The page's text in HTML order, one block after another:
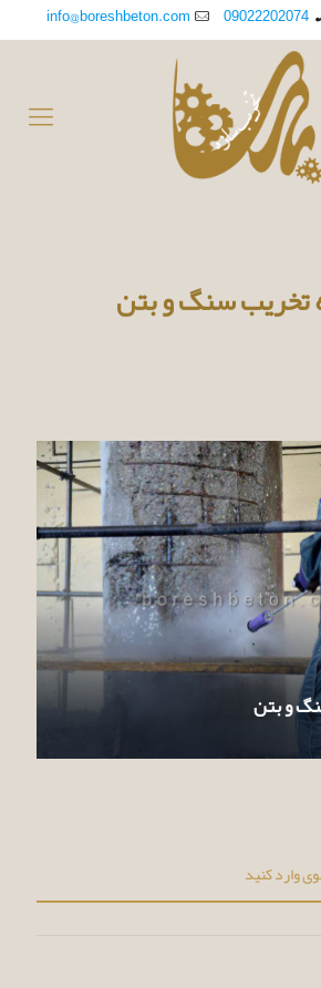
09022202074
info@boreshbeton.com
تخریب سنگ و بتن
و بتن